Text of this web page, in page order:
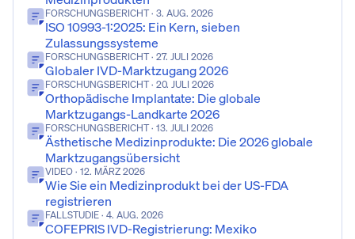
FORSCHUNGSBERICHT· 3. AUG. 2026
ISO 10993-1:2025: Ein Kern, sieben
Zulassungssysteme
FORSCHUNGSBERICHT· 27. JULI 2026
Globaler IVD-Marktzugang 2026
FORSCHUNGSBERICHT· 20. JULI 2026
Orthopädische Implantate: Die globale
Marktzugangs-Landkarte 2026
FORSCHUNGSBERICHT· 13. JULI 2026
Ästhetische Medizinprodukte: Die 2026 globale
Marktzugangsübersicht
VIDEO · 12. MÄRZ 2026
Wie Sie ein Medizinprodukt bei der US-FDA
registrieren
FALLSTUDIE · 4. AUG. 2026
COFEPRIS IVD-Registrierung: Mexiko